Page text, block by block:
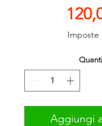
Imposte
Aggiungi